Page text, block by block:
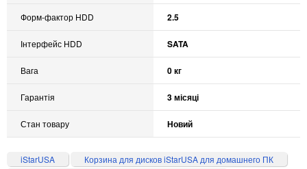
Форм-фактор HDD 2.5
Інтерфейс HDD SATA
Вага 0 кг
Гарантія 3 місяці
Стан товару Новий
iStarUSA
Корзина для дисков iStarUSA для домашнего ПК